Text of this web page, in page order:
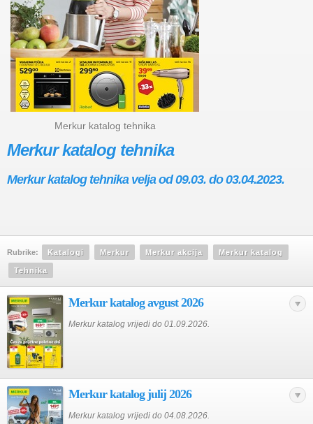
Merkur katalog tehnika
Merkur katalog tehnika
Merkur katalog tehnika velja od 09.03. do 03.04.2023.
Rubrike: Katalogi Merkur Merkur akcija Merkur katalog
Tehnika
Merkur katalog avgust 2026
Merkur katalog vrijedi do 01.09.2026.
Merkur katalog julij 2026
Merkur katalog vrijedi do 04.08.2026.